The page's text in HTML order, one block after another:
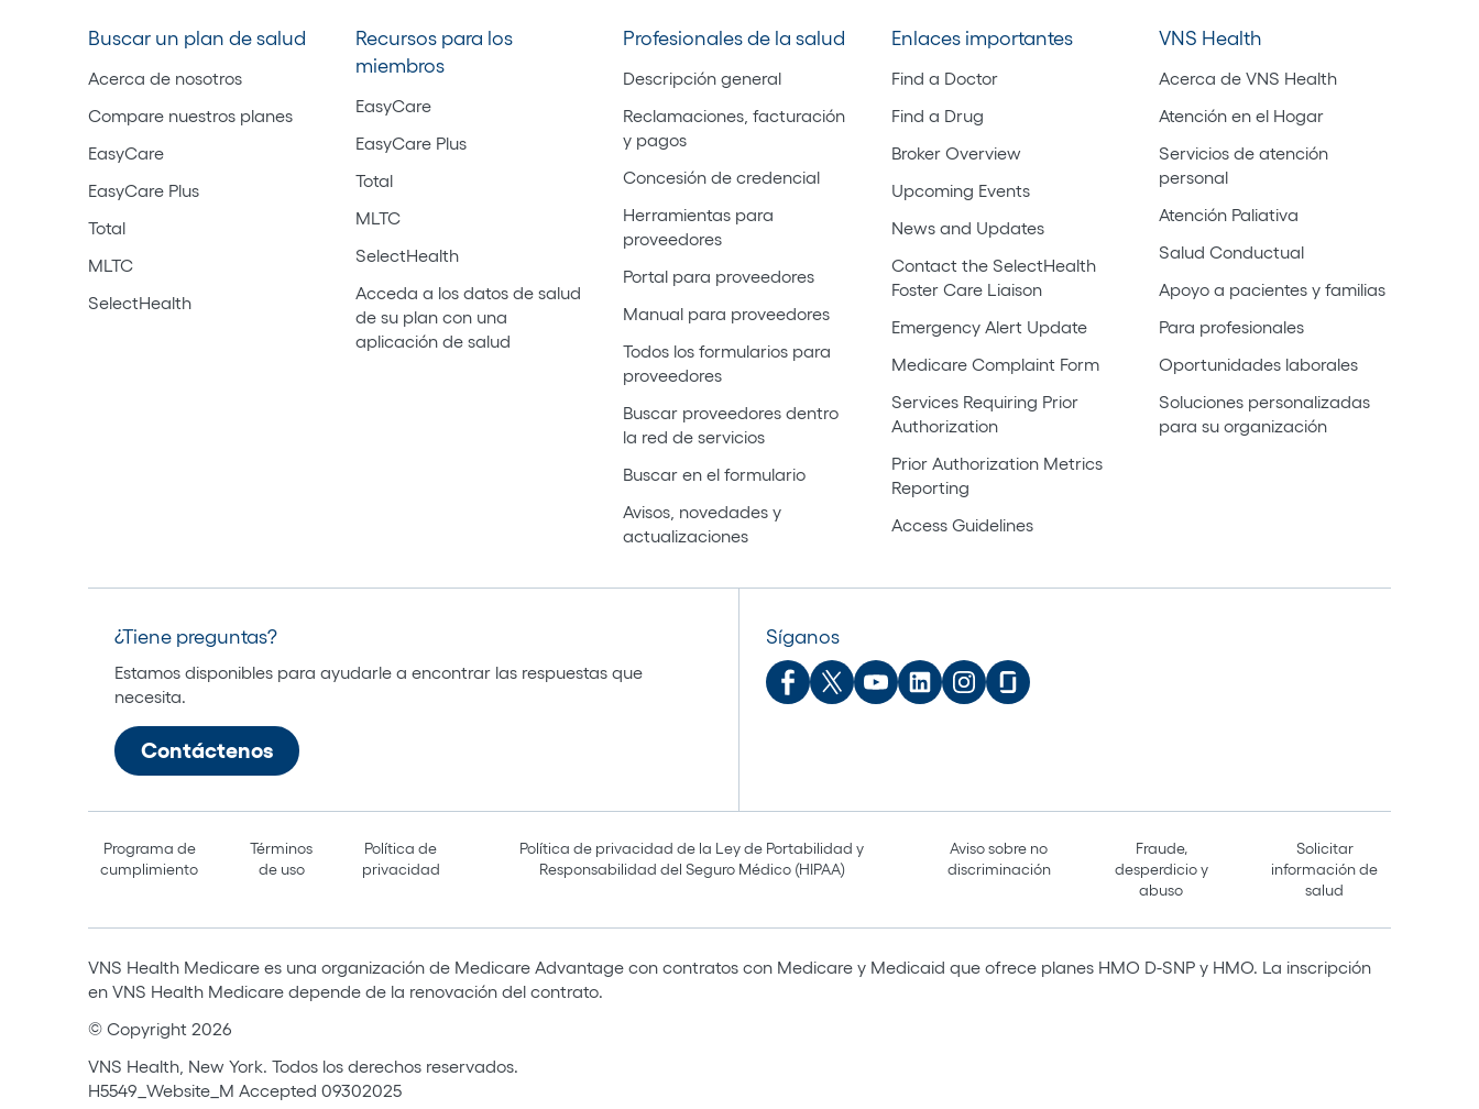
Buscar un plan de salud
Acerca de nosotros
Compare nuestros planes
EasyCare
EasyCare Plus
Total
MLTC
SelectHealth
Recursos para los
miembros
EasyCare
EasyCare Plus
Total
MLTC
SelectHealth
Acceda a los datos de salud
de su plan con una
aplicación de salud
Profesionales de la salud
Descripción general
Reclamaciones, facturación
y pagos
Concesión de credencial
Herramientas para
proveedores
Portal para proveedores
Manual para proveedores
Todos los formularios para
proveedores
Buscar proveedores dentro
la red de servicios
Buscar en el formulario
Avisos, novedades y
actualizaciones
Enlaces importantes
Find a Doctor
Find a Drug
Broker Overview
Upcoming Events
News and Updates
Contact the SelectHealth
Foster Care Liaison
Emergency Alert Update
Medicare Complaint Form
Services Requiring Prior
Authorization
Prior Authorization Metrics
Reporting
Access Guidelines
VNS Health
Acerca de VNS Health
Atención en el Hogar
Servicios de atención
personal
Atención Paliativa
Salud Conductual
Apoyo a pacientes y familias
Para profesionales
Oportunidades laborales
Soluciones personalizadas
para su organización
¿Tiene preguntas?
Estamos disponibles para ayudarle a encontrar las respuestas que
necesita.
Contáctenos
Síganos
Programa de
cumplimiento
Términos
de uso
Política de
privacidad
Política de privacidad de la Ley de Portabilidad y
Responsabilidad del Seguro Médico (HIPAA)
Aviso sobre no
discriminación
Fraude,
desperdicio y
abuso
Solicitar
información de
salud
VNS Health Medicare es una organización de Medicare Advantage con contratos con Medicare y Medicaid que ofrece planes HMO D-SNP y HMO. La inscripción
en VNS Health Medicare depende de la renovación del contrato.
© Copyright 2026
VNS Health, New York. Todos los derechos reservados.
H5549_Website_M Accepted 09302025